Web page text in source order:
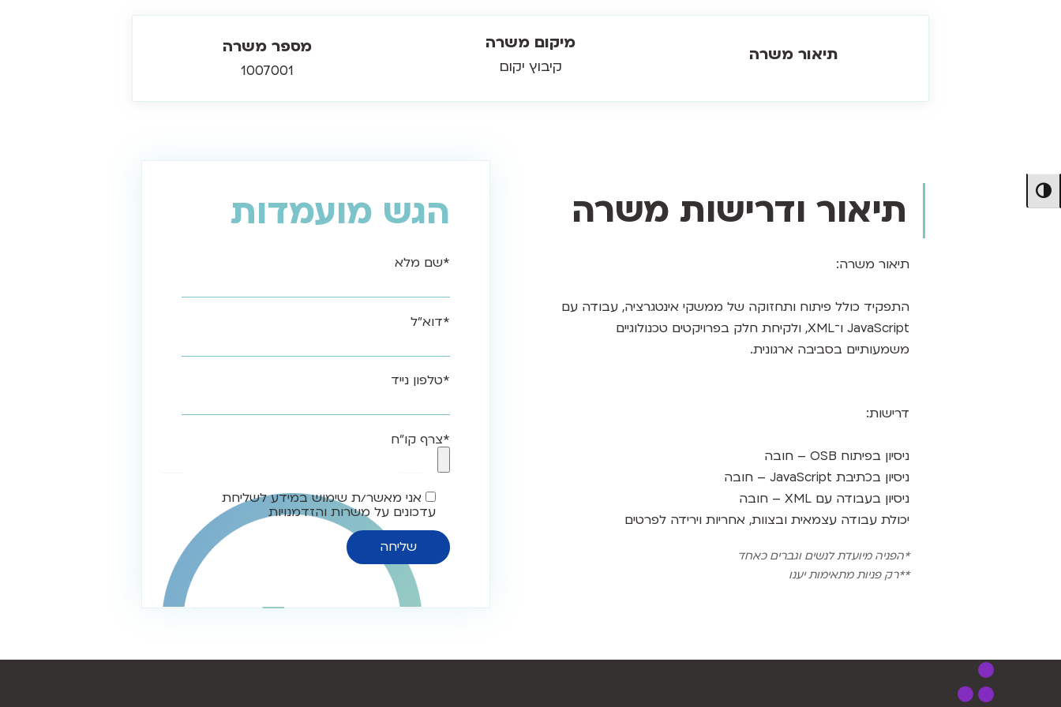
מתג ניגודיות גבוהה
תיאור משרה
מיקום משרה
קיבוץ יקום
מספר משרה
1007001
תיאור ודרישות משרה
תיאור משרה:
התפקיד כולל פיתוח ותחזוקה של ממשקי אינטגרציה, עבודה עם
JavaScript ו־XML, ולקיחת חלק בפרויקטים טכנולוגיים
משמעותיים בסביבה ארגונית.
דרישות:
ניסיון בפיתוח OSB – חובה
ניסיון בכתיבת JavaScript – חובה
ניסיון בעבודה עם XML – חובה
יכולת עבודה עצמאית ובצוות, אחריות וירידה לפרטים
*הפניה מיועדת לנשים וגברים כאחד
**רק פניות מתאימות יענו
הגש מועמדות
*שם מלא
*דוא"ל
*טלפון נייד
*צרף קו"ח
אני מאשר/ת שימוש במידע לשליחת
עדכונים על משרות והזדמנויות